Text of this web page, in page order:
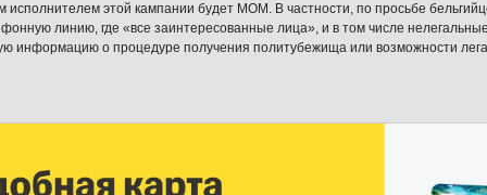
исполнителем этой кампании будет МОМ. В частности, по просьбе
линию, где «все заинтересованные лица», и в том числе
информацию о процедуре получения политубежища или возможности